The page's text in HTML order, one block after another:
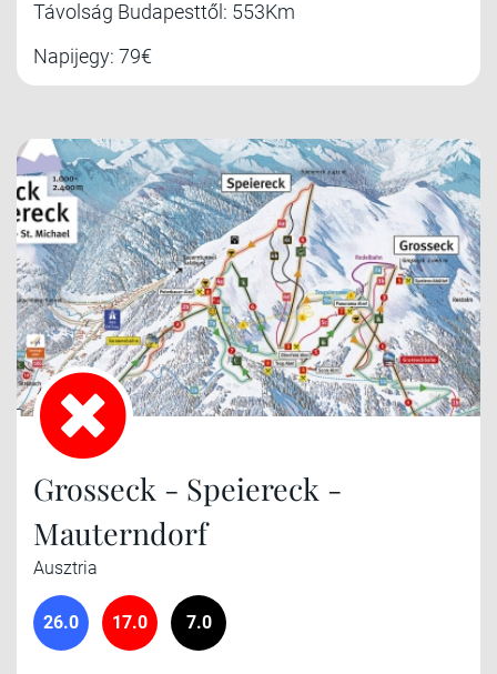
Távolság Budapesttől: 553Km
Napijegy: 79€
Grosseck - Speiereck -
Mauterndorf
Ausztria
26.0 17.0 7.0